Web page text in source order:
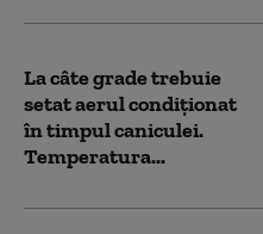
La câte grade trebuie
setat aerul condiționat
în timpul caniculei.
Temperatura...